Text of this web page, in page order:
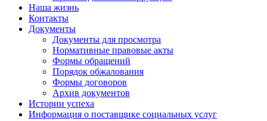
Наша жизнь
Контакты
Документы
Документы для просмотра
Нормативные правовые акты
Формы обращений
Порядок обжалования
Формы договоров
Архив документов
Истории успеха
Информация о поставщике социальных услуг